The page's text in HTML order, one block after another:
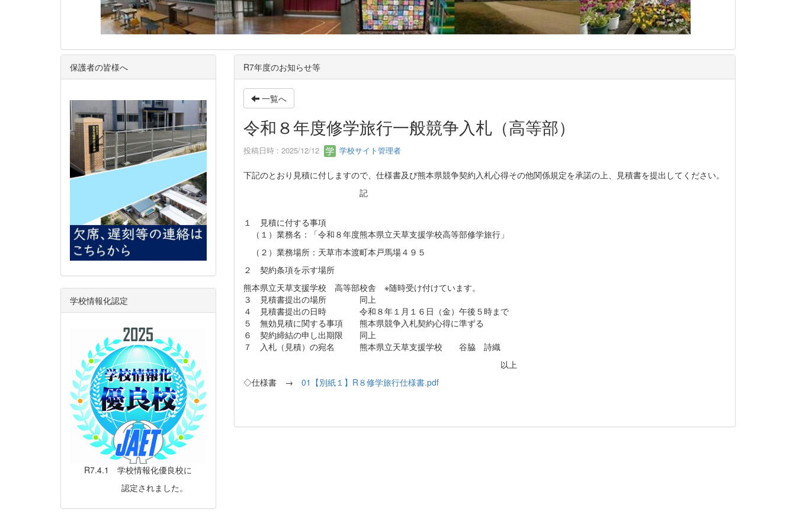
R7年度のお知らせ等
一覧へ
令和８年度修学旅行一般競争入札（高等部）
投稿日時 : 2025/12/12 学校サイト管理者
下記のとおり見積に付しますので、仕様書及び熊本県競争契約入札心得その他関係規定を承諾の上、見積書を提出してください。
記
１ 見積に付する事項
（１）業務名：「令和８年度熊本県立天草支援学校高等部修学旅行」
（２）業務場所：天草市本渡町本戸馬場４９５
２ 契約条項を示す場所
熊本県立天草支援学校 高等部校舎 ※随時受け付けています。
３ 見積書提出の場所 同上
４ 見積書提出の日時 令和８年１月１６日（金）午後５時まで
５ 無効見積に関する事項 熊本県競争入札契約心得に準ずる
６ 契約締結の申し出期限 同上
７ 入札（見積）の宛名 熊本県立天草支援学校 谷脇 詩織
以上
◇仕様書 → 01【別紙１】R８修学旅行仕様書.pdf
保護者の皆様へ
学校情報化認定
R7.4.1 学校情報化優良校に
認定されました。